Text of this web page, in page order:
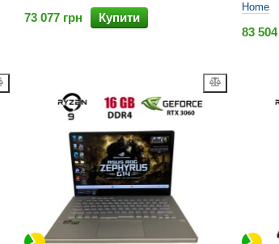
73 077 грн Купити
Home
83